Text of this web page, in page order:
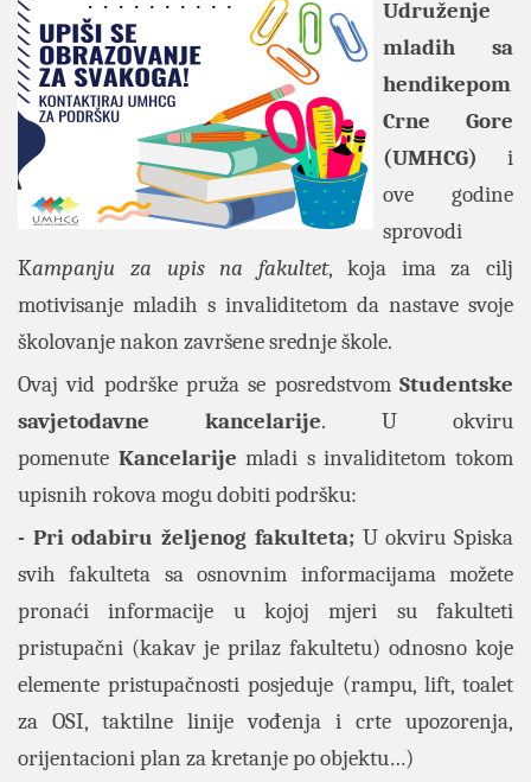
Udruženje
mladih sa
hendikepom
Crne Gore
(UMHCG) i
ove godine
sprovodi
Kampanju za upis na fakultet, koja ima za cilj
motivisanje mladih s invaliditetom da nastave svoje
školovanje nakon završene srednje škole.
Ovaj vid podrške pruža se posredstvom Studentske
savjetodavne kancelarije. U okviru
pomenute Kancelarijemladi s invaliditetom tokom
upisnih rokova mogu dobiti podršku:
- Pri odabiru željenog fakulteta; U okviruSpiska
svih fakulteta sa osnovnim informacijamamožete
pronaći informacije u kojoj mjeri su fakulteti
pristupačni (kakav je prilaz fakultetu) odnosno koje
elemente pristupačnosti posjeduje (rampu, lift, toalet
za OSI, taktilne linije vođenja i crte upozorenja,
orijentacioni plan za kretanje po objektu…)